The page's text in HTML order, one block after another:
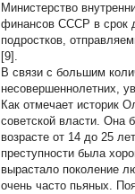
Министерство
финансов СССР в срок
подростков,
[9].
В связи с большим
несовершеннолетних,
Как отмечает историк
советской власти. Она
возрасте от 14 до 25
преступности была
вырастало поколение
очень часто пьяных.